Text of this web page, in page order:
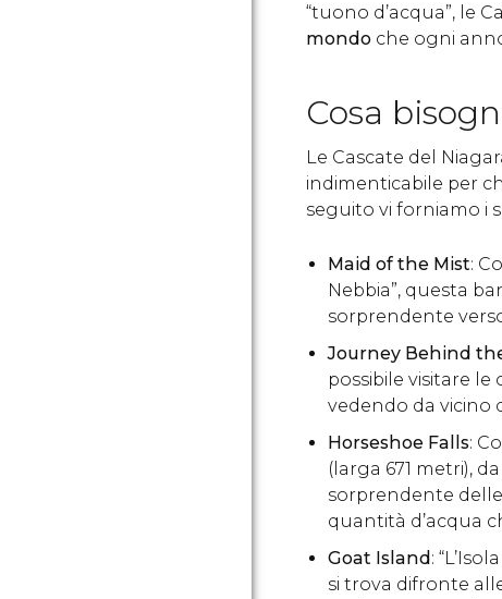
“tuono d’acqua”, le
mondo che ogni
Cosa
Le Cascate del
indimenticabile per
seguito vi forniamo i
Maid of the Mist:
Nebbia”, questa
sorprendente
Journey Behind
possibile visitare
vedendo da vicino
Horseshoe Falls:
(larga 671 metri),
sorprendente
quantità d’acqua
Goat Island:
si trova difronte